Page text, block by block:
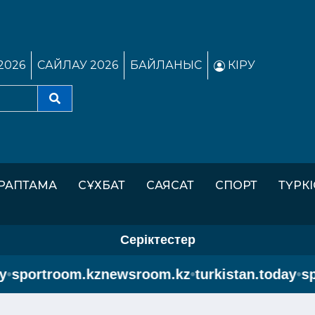
САЙЛАУ 2026 БАЙЛАНЫС КІРУ
СҰХБАТ САЯСАТ СПОРТ
Серіктестер
newsroom.kz•turkistan.today•